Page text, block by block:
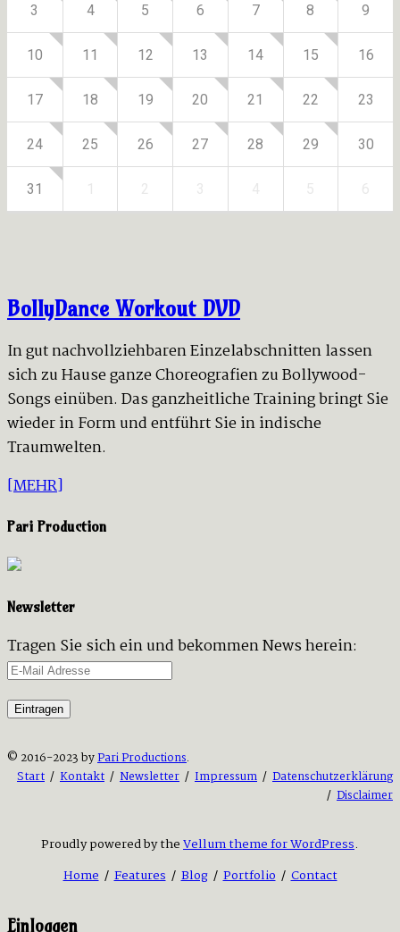
3 4 5 6 7 8 9
10 11 12 13 14 15 16
17 18 19 20 21 22 23
24 25 26 27 28 29 30
31
BollyDance Workout DVD
In gut nachvollziehbaren Einzelabschnitten lassen
sich zu Hause ganze Choreografien zu Bollywood-
Songs einüben. Das ganzheitliche Training bringt Sie
wieder in Form und entführt Sie in indische
Traumwelten.
[MEHR]
Pari Production
Newsletter
Tragen Sie sich ein und bekommen News herein:
© 2016-2023 byPari Productions.
Start / Kontakt / Newsletter / Impressum / Datenschutzerklärung
/ Disclaimer
Proudly powered by theVellum theme for WordPress.
Home/Features/Blog/Portfolio/Contact
Einloggen